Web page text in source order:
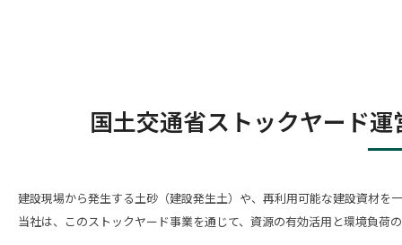
国土交通省ストックヤード
建設現場から発生する土砂（建設発生土）や、再利用可能な建設資材を
当社は、このストックヤード事業を通じて、資源の有効活用と環境負荷